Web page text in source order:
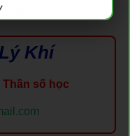
đây:
Khí
Thần số học